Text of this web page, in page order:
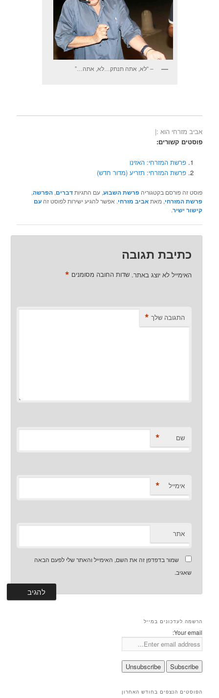
– “לא, אתה תנתק…לא, אתה…”
אביב מזרחי הוא :|
פוסטים קשורים:
פרשת המזרחי: האזינו
פרשת המזרחי: תזריע (מדור חדש)
פוסט זה פורסם בקטגוריהפרשת השבוע, עם התגיותדברים,הפרשה,
פרשת המזרחי, מאתאביב מזרחי. אפשר להגיע ישירות לפוסט זהעם
קישור ישיר.
כתיבת תגובה
האימייל לא יוצג באתר. שדות החובה מסומנים *
התגובה שלך *
שם *
אימייל *
אתר
שמור בדפדפן זה את השם, האימייל והאתר שלי לפעם הבאה
שאגיב.
הרשמה לעדכונים במייל
Your email:
הפוסטים הנצפים בחודש האחרון